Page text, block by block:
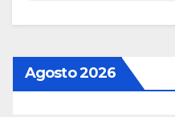
Agosto 2026